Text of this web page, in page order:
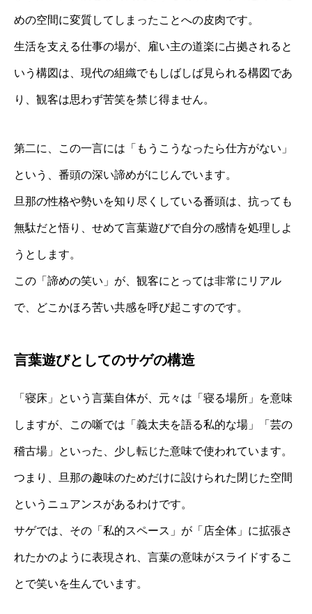
めの空間に変質してしまったことへの皮肉です。
生活を支える仕事の場が、雇い主の道楽に占拠されると
いう構図は、現代の組織でもしばしば見られる構図であ
り、観客は思わず苦笑を禁じ得ません。
第二に、この一言には「もうこうなったら仕方がない」
という、番頭の深い諦めがにじんでいます。
旦那の性格や勢いを知り尽くしている番頭は、抗っても
無駄だと悟り、せめて言葉遊びで自分の感情を処理しよ
うとします。
この「諦めの笑い」が、観客にとっては非常にリアル
で、どこかほろ苦い共感を呼び起こすのです。
言葉遊びとしてのサゲの構造
「寝床」という言葉自体が、元々は「寝る場所」を意味
しますが、この噺では「義太夫を語る私的な場」「芸の
稽古場」といった、少し転じた意味で使われています。
つまり、旦那の趣味のためだけに設けられた閉じた空間
というニュアンスがあるわけです。
サゲでは、その「私的スペース」が「店全体」に拡張さ
れたかのように表現され、言葉の意味がスライドするこ
とで笑いを生んでいます。